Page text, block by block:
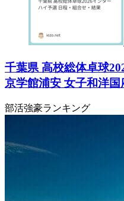
千葉県 高校総体卓球
京学館浦安 女子和洋
部活強豪ランキング